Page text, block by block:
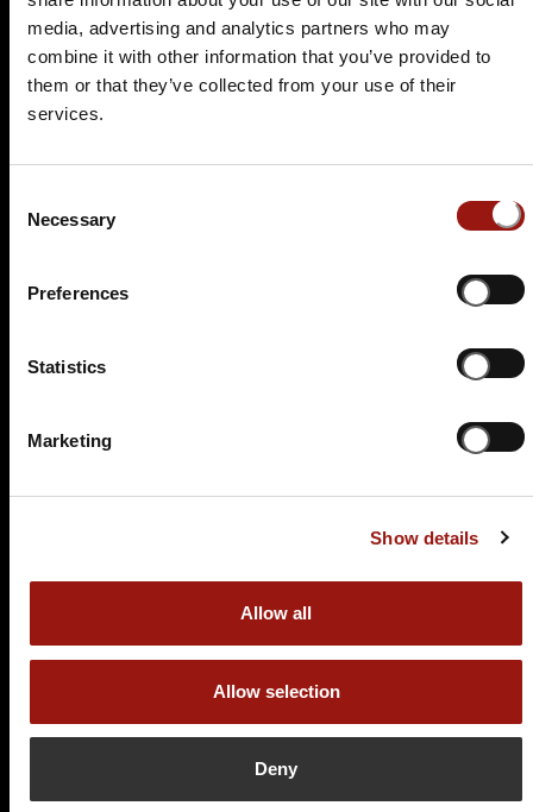
media, advertising and analytics partners who may
combine it with other information that you’ve provided to
them or that they’ve collected from your use of their
services.
Selection
Necessary
Preferences
Statistics
Marketing
Show details
Allow all
Allow selection
Deny
SO.
13.06.2027 17:00 Uhr
Und raus bist du
OPEN AIR
Villa Waldesruh
53721 Siegburg
15.08.2027 17:00 Uhr
Testament à la Carte
Villa Waldesruh